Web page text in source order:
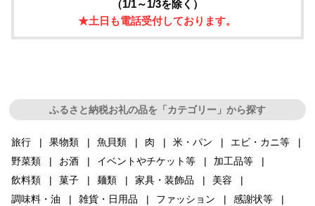
（1/1～1/3を除く）
★土日も電話受付しております。
ふるさと納税お礼の品を「カテゴリー」から探す
旅行 果物類 魚貝類 肉 米・パン
エビ・カニ等
野菜類
お酒 イベントやチケット等
加工品等
飲料類
菓子 麺類 家具・装飾品
美容
調味料・油
雑貨・日用品 ファッション
感謝状等